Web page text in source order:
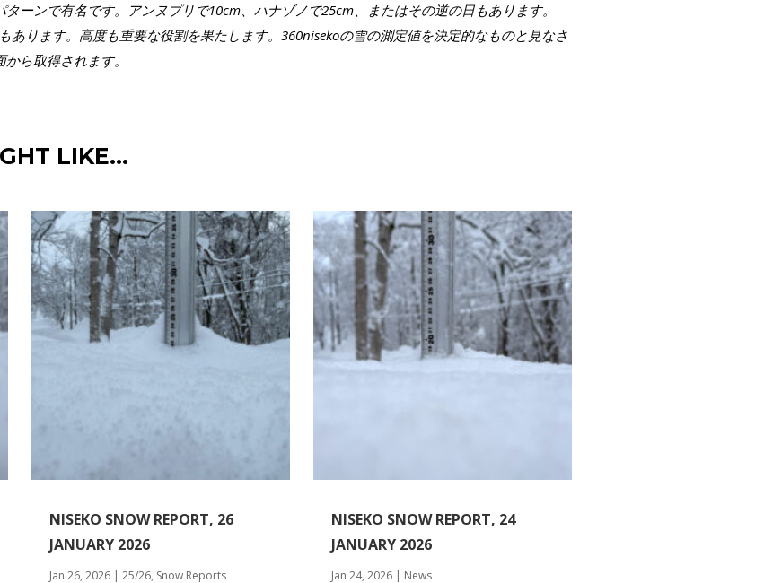
ーンで有名です。アンヌプリで10cm、ハナゾノで25cm、またはその逆の日もあります。
あります。高度も重要な役割を果たします。360nisekoの雪の測定値を決定的なものと見なさ
ら取得されます。
LIKE…
NISEKO SNOW REPORT, 26
JANUARY 2026
Jan 26, 2026| 25/26, Snow Reports
NISEKO SNOW REPORT, 24
JANUARY 2026
Jan 24, 2026| News